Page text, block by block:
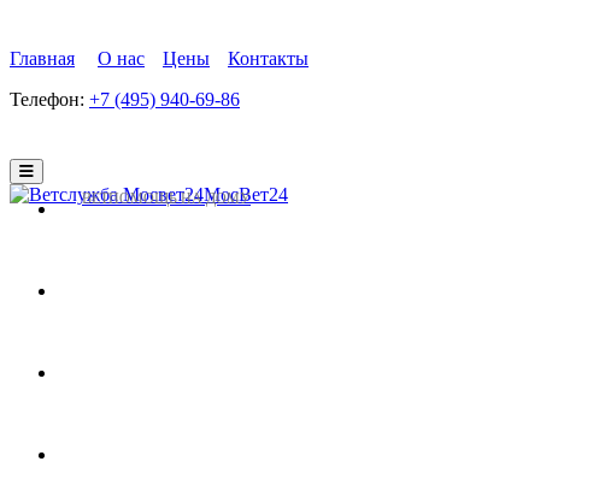
Главная
О нас Цены
Контакты
Телефон: +7 (495) 940-69-86
МосВет24
ВЕТПОМОЩЬ НА ДОМУ